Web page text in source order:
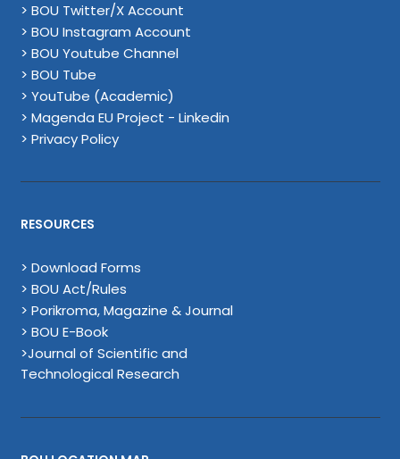
> BOU Twitter/X Account
> BOU Instagram Account
> BOU Youtube Channel
> BOU Tube
> YouTube (Academic)
> Magenda EU Project - Linkedin
> Privacy Policy
RESOURCES
> Download Forms
> BOU Act/Rules
> Porikroma, Magazine & Journal
> BOU E-Book
>Journal of Scientific and
Technological Research